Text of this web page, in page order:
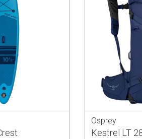
Osprey
Kestrel LT